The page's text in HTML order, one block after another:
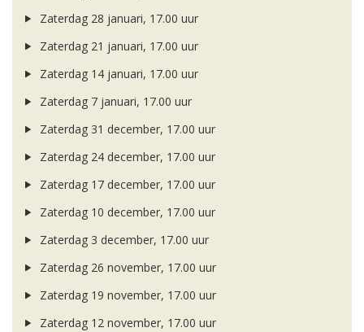
Zaterdag 28 januari, 17.00 uur
Zaterdag 21 januari, 17.00 uur
Zaterdag 14 januari, 17.00 uur
Zaterdag 7 januari, 17.00 uur
Zaterdag 31 december, 17.00 uur
Zaterdag 24 december, 17.00 uur
Zaterdag 17 december, 17.00 uur
Zaterdag 10 december, 17.00 uur
Zaterdag 3 december, 17.00 uur
Zaterdag 26 november, 17.00 uur
Zaterdag 19 november, 17.00 uur
Zaterdag 12 november, 17.00 uur